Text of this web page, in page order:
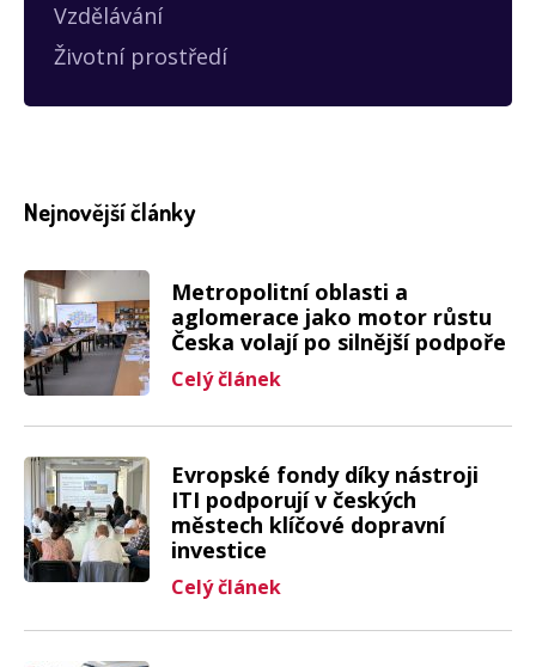
Vzdělávání
Životní prostředí
Nejnovější články
Metropolitní oblasti a
aglomerace jako motor růstu
Česka volají po silnější podpoře
Celý článek
Evropské fondy díky nástroji
ITI podporují v českých
městech klíčové dopravní
investice
Celý článek